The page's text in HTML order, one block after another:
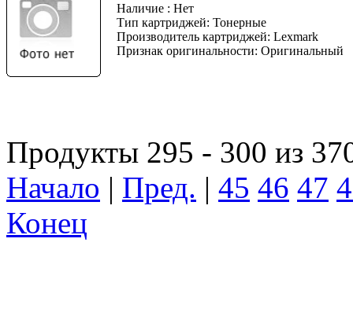
Наличие : Нет
Тип картриджей: Тонерные
Производитель картриджей: Lexmark
Признак оригинальности: Оригинальный
Продукты 295 - 300 из
Начало | Пред. | 45 46 47
Конец